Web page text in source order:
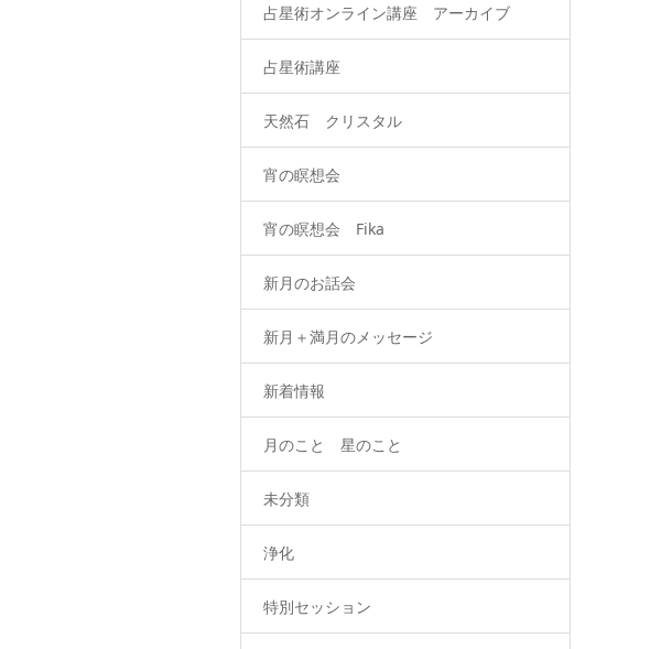
占星術オンライン講座 アーカイブ
占星術講座
天然石 クリスタル
宵の瞑想会
宵の瞑想会 Fika
新月のお話会
新月＋満月のメッセージ
新着情報
月のこと 星のこと
未分類
浄化
特別セッション